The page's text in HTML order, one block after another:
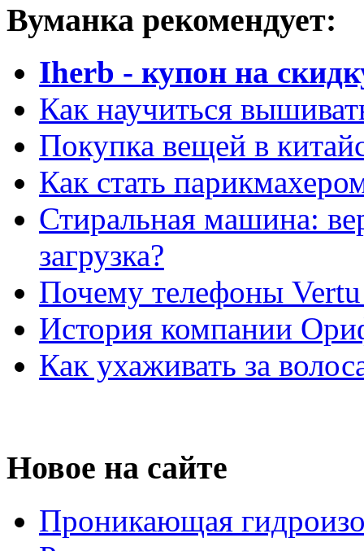
Вуманка рекомендует:
Iherb - купон на
Как научиться
Покупка вещей в
Как стать
Стиральная машина:
загрузка?
Почему телефоны Vertu
История компании
Как ухаживать за
Новое на сайте
Проникающая